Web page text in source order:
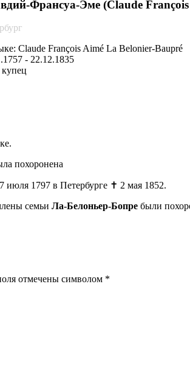
Франсуа-Эме (Claude
Claude François Aimé La Belonier-Baupré
- 22.12.1835
купец
похоронена
июля 1797 в Петербурге ✝ 2 мая 1852.
семьи Ла-Белоньер-Бопре были
отмечены символом *